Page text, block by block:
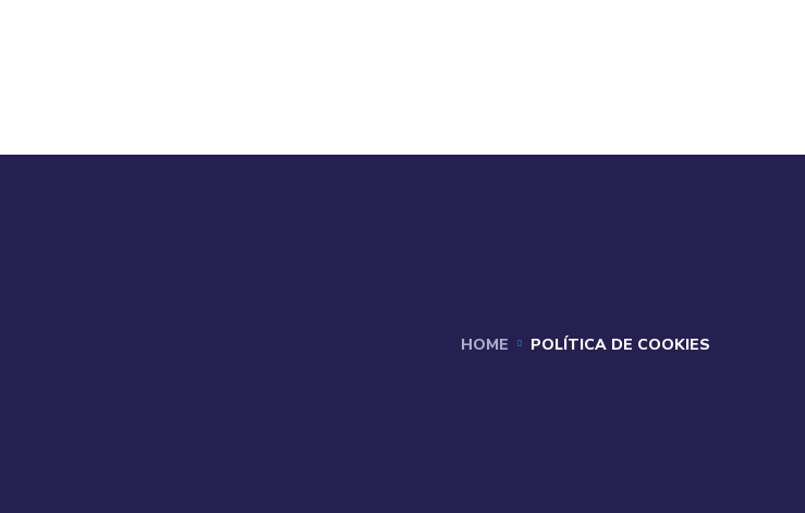
HOME POLÍTICA DE COOKIES